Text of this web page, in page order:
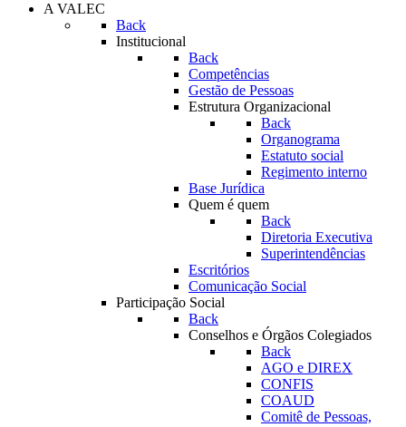
A VALEC
Back
Institucional
Back
Competências
Gestão de Pessoas
Estrutura Organizacional
Back
Organograma
Estatuto social
Regimento interno
Base Jurídica
Quem é quem
Back
Diretoria Executiva
Superintendências
Escritórios
Comunicação Social
Participação Social
Back
Conselhos e Órgãos Colegiados
Back
AGO e DIREX
CONFIS
COAUD
Comitê de Pessoas,